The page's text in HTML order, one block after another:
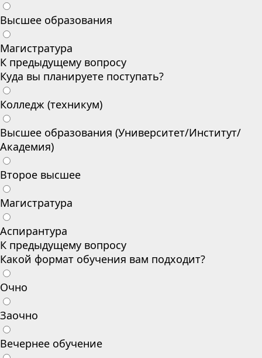
Высшее образования
Магистратура
К предыдущему вопросу
Куда вы планируете поступать?
Колледж (техникум)
Высшее образования (Университет/Институт/
Академия)
Второе высшее
Магистратура
Аспирантура
К предыдущему вопросу
Какой формат обучения вам подходит?
Очно
Заочно
Вечернее обучение